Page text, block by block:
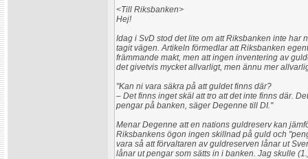
<Till Riksbanken>
Hej!
Idag i SvD stod det lite om att Riksbanken inte har
tagit vägen. Artikeln förmedlar att Riksbanken
främmande makt, men att ingen inventering av
det givetvis mycket allvarligt, men ännu mer
"Kan ni vara säkra på att guldet finns där?
– Det finns inget skäl att tro att det inte finns där.
pengar på banken, säger Degenne till DI."
Menar Degenne att en nations guldreserv kan
Riksbankens ögon ingen skillnad på guld och
vara så att förvaltaren av guldreserven lånar ut
lånar ut pengar som sätts in i banken. Jag skulle